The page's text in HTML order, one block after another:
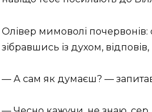
Олівер мимоволі
зібравшись із духом,
— А сам як думаєш? — запитав